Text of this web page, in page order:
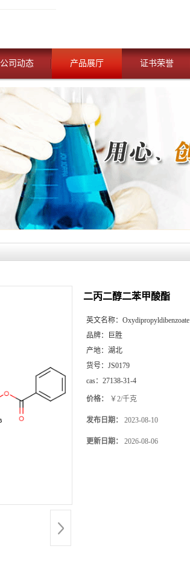
公司动态 产品展厅 证书荣誉
二丙二醇二苯甲酸酯
英文名称： Oxydipropyldibenzoate
品牌：
巨胜
产地： 湖北
货号： JS0179
cas： 27138-31-4
价格： ￥2/千克
发布日期： 2023-08-10
更新日期： 2026-08-06